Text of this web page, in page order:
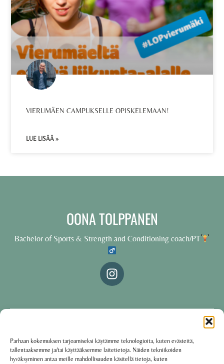
Parhaan kokemuksen tarjoamiseksi käytämme teknologioita, kuten evästeitä,
tallentaaksemme ja/tai käyttääksemme laitetietoja. Näiden tekniikoiden
hyväksyminen antaa meille mahdollisuuden käsitellä tietoja, kuten
VIERUMÄEN CAMPUKSELLE OPISKELEMAAN!
LUE LISÄÄ »
OONA TOLPPANEN
Bachelor of Sports & Strength and Conditioning coach/PT
Käyttöehdot·Tietosuojakäytäntö